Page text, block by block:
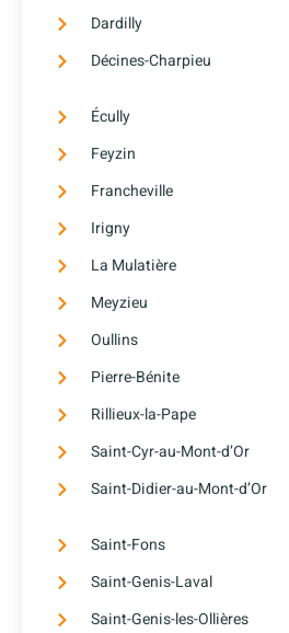
Dardilly
Décines-Charpieu
Écully
Feyzin
Francheville
Irigny
La Mulatière
Meyzieu
Oullins
Pierre-Bénite
Rillieux-la-Pape
Saint-Cyr-au-Mont-d’Or
Saint-Didier-au-Mont-d’Or
Saint-Fons
Saint-Genis-Laval
Saint-Genis-les-Ollières